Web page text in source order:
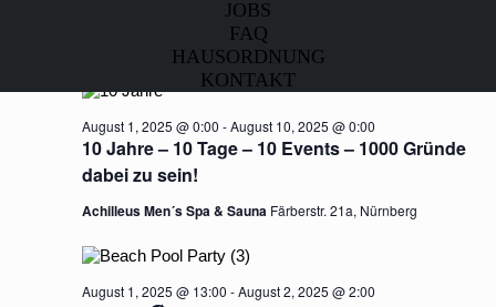
JOBS
FAQ
HAUSORDNUNG
KONTAKT
Veranstaltungen
August
2025
und
10 Jahre – 10 Tage – 10 Events – 1000 Gründe
dabei zu sein!
August 1, 2025 @ 0:00 -August 10, 2025 @ 0:00
Achilleus Men´s Spa & Sauna Färberstr. 21a, Nürnberg
August 1, 2025 @ 13:00 -August 2, 2025 @ 2:00